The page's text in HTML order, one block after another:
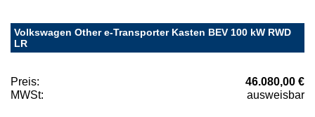
Volkswagen Other e-Transporter Kasten BEV 100 kW RWD
LR
Preis:
46.080,00 €
MWSt:
ausweisbar